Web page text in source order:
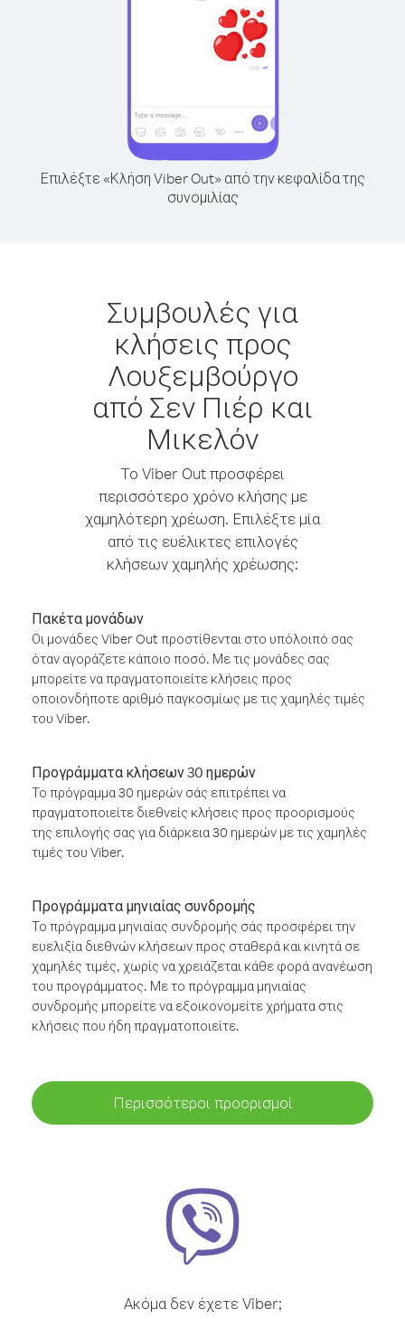
Επιλέξτε «Κλήση Viber Out» από την κεφαλίδα της
συνομιλίας
Συμβουλές για
κλήσεις προς
Λουξεμβούργο
από Σεν Πιέρ και
Μικελόν
Το Viber Out προσφέρει
περισσότερο χρόνο κλήσης με
χαμηλότερη χρέωση. Επιλέξτε μία
από τις ευέλικτες επιλογές
κλήσεων χαμηλής χρέωσης:
Πακέτα μονάδων
Οι μονάδες Viber Out προστίθενται στο υπόλοιπό σας
όταν αγοράζετε κάποιο ποσό. Με τις μονάδες σας
μπορείτε να πραγματοποιείτε κλήσεις προς
οποιονδήποτε αριθμό παγκοσμίως με τις χαμηλές τιμές
του Viber.
Προγράμματα κλήσεων 30 ημερών
Το πρόγραμμα 30 ημερών σάς επιτρέπει να
πραγματοποιείτε διεθνείς κλήσεις προς προορισμούς
της επιλογής σας για διάρκεια 30 ημερών με τις χαμηλές
τιμές του Viber.
Προγράμματα μηνιαίας συνδρομής
Το πρόγραμμα μηνιαίας συνδρομής σάς προσφέρει την
ευελιξία διεθνών κλήσεων προς σταθερά και κινητά σε
χαμηλές τιμές, χωρίς να χρειάζεται κάθε φορά ανανέωση
του προγράμματος. Με το πρόγραμμα μηνιαίας
συνδρομής μπορείτε να εξοικονομείτε χρήματα στις
κλήσεις που ήδη πραγματοποιείτε.
Περισσότεροι προορισμοί
Ακόμα δεν έχετε Viber;